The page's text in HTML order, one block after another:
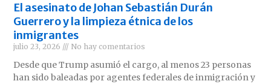
El asesinato de Johan Sebastián Durán
Guerrero y la limpieza étnica de los
inmigrantes
julio 23, 2026 No hay comentarios
Desde que Trump asumió el cargo, al menos 23 personas
han sido baleadas por agentes federales de inmigración y